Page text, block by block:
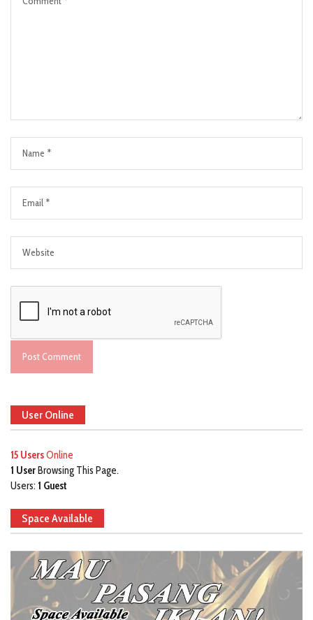
User Online
15 UsersOnline
1 UserBrowsing This Page.
Users: 1 Guest
Space Available